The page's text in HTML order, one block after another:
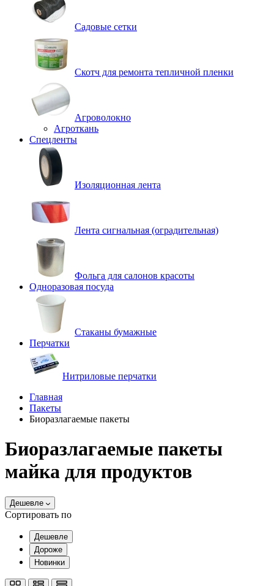
Садовые сетки
Скотч для ремонта тепличной пленки
Агроволокно
Агроткань
Спецленты
Изоляционная лента
Лента сигнальная (оградительная)
Фольга для салонов красоты
Одноразовая посуда
Стаканы бумажные
Перчатки
Нитриловые перчатки
Главная
Пакеты
Биоразлагаемые пакеты
Биоразлагаемые пакеты
майка для продуктов
Дешевле
Сортировать по
Дешевле
Дороже
Новинки